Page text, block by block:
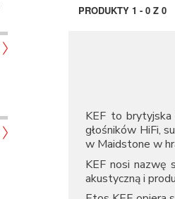
PRODUKTY 1 - 0 Z 0
KEF to
głośników HiFi,
w Maidstone w
KEF nosi nazwę
akustyczną i